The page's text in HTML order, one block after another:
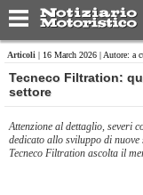
Articoli | 16 March 2026 | Autore: a
Tecneco Filtration:
settore
Attenzione al dettaglio, severi
dedicato allo sviluppo di
Tecneco Filtration ascolta il